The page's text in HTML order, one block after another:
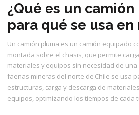
¿Qué es un
para qué se usa en
Un camión pluma es un camión equipado
montada sobre el chasis, que permite
materiales y equipos sin necesidad de una
faenas mineras del norte de Chile se usa
estructuras, carga y descarga de
equipos, optimizando los tiempos de cada